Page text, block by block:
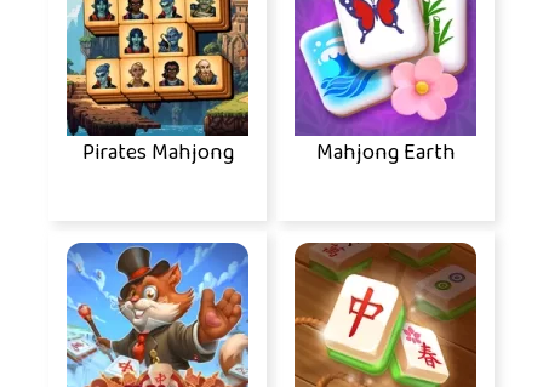
Pirates Mahjong Mahjong Earth